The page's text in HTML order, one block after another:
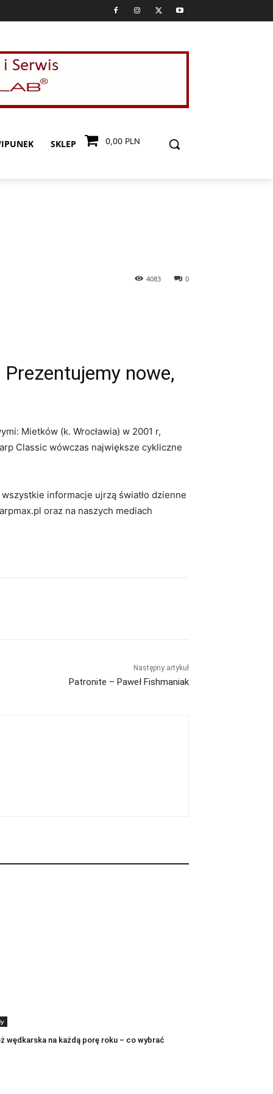
SKLEP 0,00 PLN
0
4083
nowe,
Mietków (k. Wrocławia) w 2001 r,
Classic wówczas największe cykliczne
informacje ujrzą światło dzienne
oraz na naszych mediach
Następny artykuł
Patronite – Paweł Fishmaniak
wędkarska na każdą porę roku – co wybrać